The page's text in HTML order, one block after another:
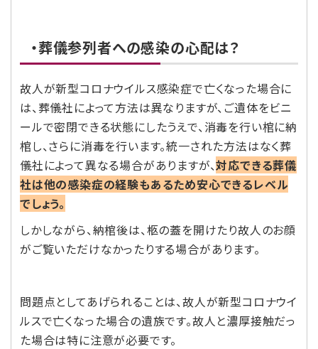
・葬儀参列者への感染の心配は？
故人が新型コロナウイルス感染症で亡くなった場合に
は、葬儀社によって方法は異なりますが、ご遺体をビニ
ールで密閉できる状態にしたうえで、消毒を行い棺に納
棺し、さらに消毒を行います。統一された方法はなく葬
儀社によって異なる場合がありますが、対応できる葬儀
社は他の感染症の経験もあるため安心できるレベル
でしょう。
しかしながら、納棺後は、柩の蓋を開けたり故人のお顔
がご覧いただけなかったりする場合があります。
問題点としてあげられることは、故人が新型コロナウイ
ルスで亡くなった場合の遺族です。故人と濃厚接触だっ
た場合は特に注意が必要です。